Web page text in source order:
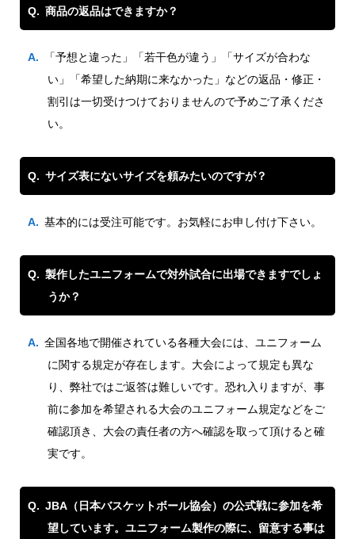
商品の返品はできますか？
「予想と違った」「若干色が違う」「サイズが合わな
い」「希望した納期に来なかった」などの返品・修正・
割引は一切受けつけておりませんので予めご了承くださ
い。
サイズ表にないサイズを頼みたいのですが？
基本的には受注可能です。お気軽にお申し付け下さい。
製作したユニフォームで対外試合に出場できますでしょ
うか？
全国各地で開催されている各種大会には、ユニフォーム
に関する規定が存在します。大会によって規定も異な
り、弊社ではご返答は難しいです。恐れ入りますが、事
前に参加を希望される大会のユニフォーム規定などをご
確認頂き、大会の責任者の方へ確認を取って頂けると確
実です。
JBA（日本バスケットボール協会）の公式戦に参加を希
望しています。ユニフォーム製作の際に、留意する事は